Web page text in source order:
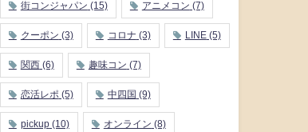
街コンジャパン (15) アニメコン (7)
クーポン (3) コロナ (3) LINE (5)
関西 (6) 趣味コン (7)
恋活レポ (5) 中四国 (9)
pickup(10) オンライン (8)